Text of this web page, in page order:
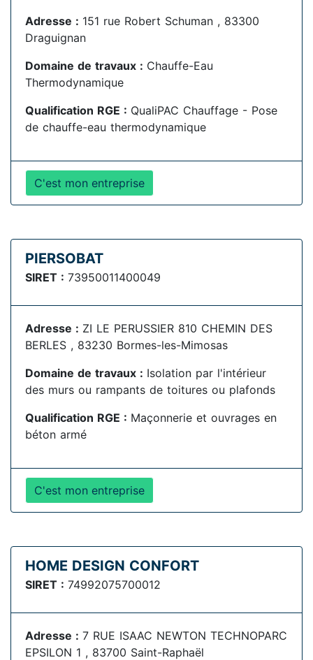
Adresse : 151 rue Robert Schuman , 83300
Draguignan
Domaine de travaux : Chauffe-Eau
Thermodynamique
Qualification RGE : QualiPAC Chauffage - Pose
de chauffe-eau thermodynamique
C'est mon entreprise
PIERSOBAT
SIRET : 73950011400049
Adresse : ZI LE PERUSSIER 810 CHEMIN DES
BERLES , 83230 Bormes-les-Mimosas
Domaine de travaux : Isolation par l'intérieur
des murs ou rampants de toitures ou plafonds
Qualification RGE : Maçonnerie et ouvrages en
béton armé
C'est mon entreprise
HOME DESIGN CONFORT
SIRET : 74992075700012
Adresse : 7 RUE ISAAC NEWTON TECHNOPARC
EPSILON 1 , 83700 Saint-Raphaël